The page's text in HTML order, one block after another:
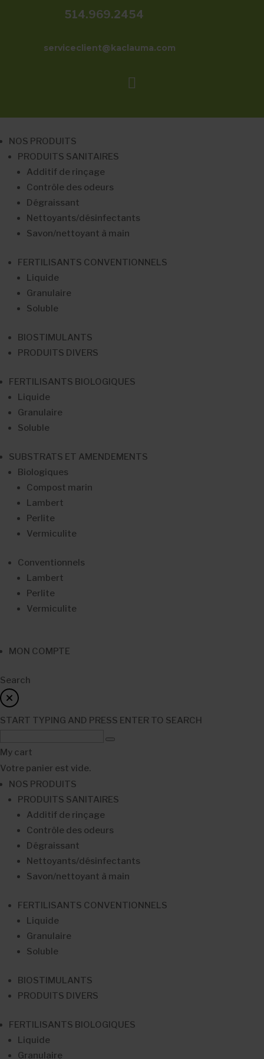
514.969.2454
serviceclient@kaclauma.com

NOS PRODUITS
PRODUITS SANITAIRES
Additif de rinçage
Contrôle des odeurs
Dégraissant
Nettoyants/désinfectants
Savon/nettoyant à main
FERTILISANTS CONVENTIONNELS
Liquide
Granulaire
Soluble
BIOSTIMULANTS
PRODUITS DIVERS
FERTILISANTS BIOLOGIQUES
Liquide
Granulaire
Soluble
SUBSTRATS ET AMENDEMENTS
Biologiques
Compost marin
Lambert
Perlite
Vermiculite
Conventionnels
Lambert
Perlite
Vermiculite
MON COMPTE
Search
START TYPING AND PRESS ENTER TO SEARCH
My cart
Votre panier est vide.
NOS PRODUITS
PRODUITS SANITAIRES
Additif de rinçage
Contrôle des odeurs
Dégraissant
Nettoyants/désinfectants
Savon/nettoyant à main
FERTILISANTS CONVENTIONNELS
Liquide
Granulaire
Soluble
BIOSTIMULANTS
PRODUITS DIVERS
FERTILISANTS BIOLOGIQUES
Liquide
Granulaire